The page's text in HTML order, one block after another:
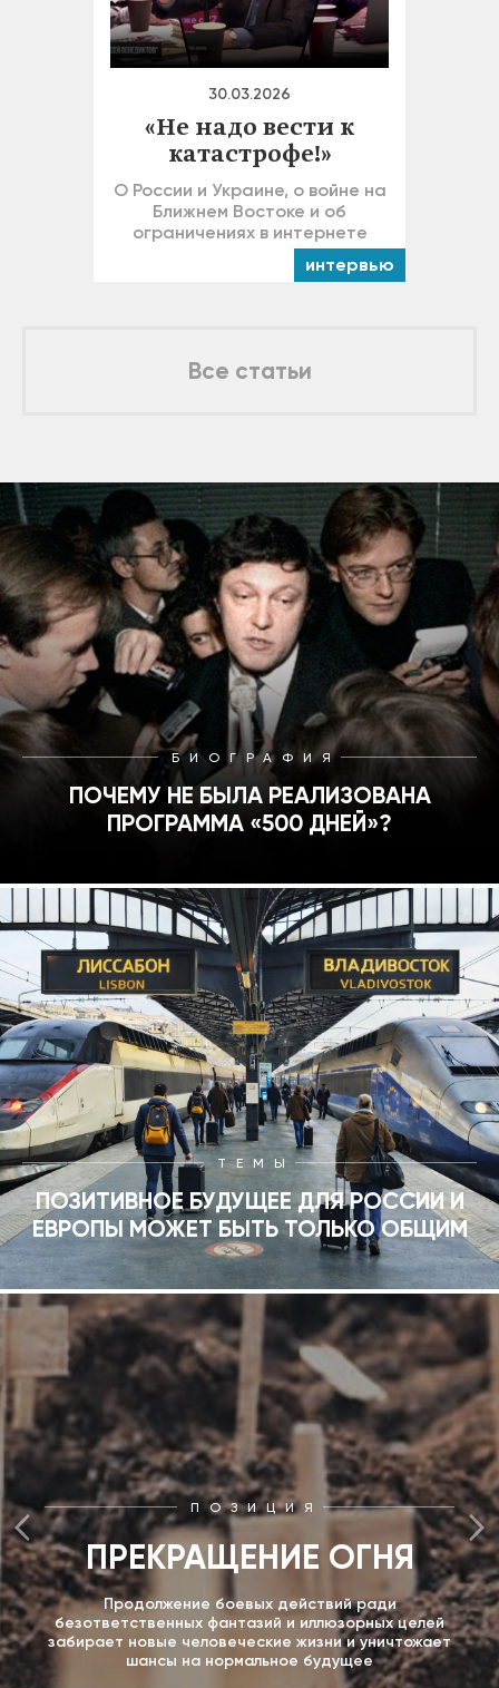
30.03.2026
«Не надо вести к
катастрофе!»
О России и Украине, о войне на
Ближнем Востоке и об
ограничениях в интернете
интервью
Все статьи
БИОГРАФИЯ
ПОЧЕМУ НЕ БЫЛА РЕАЛИЗОВАНА
ПРОГРАММА «500 ДНЕЙ»?
ТЕМЫ
ПОЗИТИВНОЕ БУДУЩЕЕ ДЛЯ РОССИИ И
ЕВРОПЫ МОЖЕТ БЫТЬ ТОЛЬКО ОБЩИМ
ПОЗИЦИЯ
ПРЕКРАЩЕНИЕ ОГНЯ
Продолжение боевых действий ради
безответственных фантазий и иллюзорных целей
забирает новые человеческие жизни и уничтожает
шансы на нормальное будущее